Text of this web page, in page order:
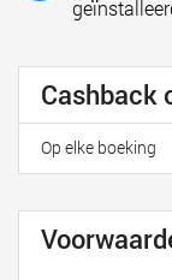
Cashback
Op elke boeking